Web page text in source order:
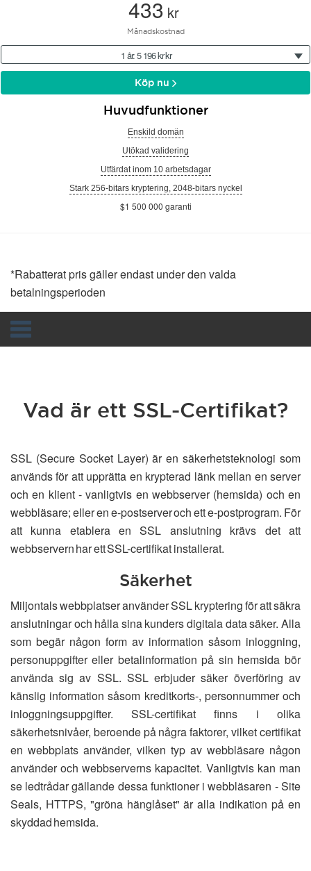
433 kr
Månadskostnad
1 år: 5 196 kr kr
Köp nu
Huvudfunktioner
Enskild domän
Utökad validering
Utfärdat inom 10 arbetsdagar
Stark 256-bitars kryptering, 2048-bitars nyckel
$1 500 000 garanti
*Rabatterat pris gäller endast under den valda
betalningsperioden
Vad är ett SSL-Certifikat?
SSL (Secure Socket Layer) är en säkerhetsteknologi som
används för att upprätta en krypterad länk mellan en server
och en klient - vanligtvis en webbserver (hemsida) och en
webbläsare; eller en e-postserver och ett e-postprogram. För
att kunna etablera en SSL anslutning krävs det att
webbservern har ett SSL-certifikat installerat.
Säkerhet
Miljontals webbplatser använder SSL kryptering för att säkra
anslutningar och hålla sina kunders digitala data säker. Alla
som begär någon form av information såsom inloggning,
personuppgifter eller betalinformation på sin hemsida bör
använda sig av SSL. SSL erbjuder säker överföring av
känslig information såsom kreditkorts-, personnummer och
inloggningsuppgifter. SSL-certifikat finns i olika
säkerhetsnivåer, beroende på några faktorer, vilket certifikat
en webbplats använder, vilken typ av webbläsare någon
använder och webbserverns kapacitet. Vanligtvis kan man
se ledtrådar gällande dessa funktioner i webbläsaren - Site
Seals, HTTPS, "gröna hänglåset" är alla indikation på en
skyddad hemsida.